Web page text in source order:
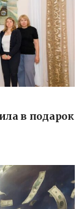
в подарок